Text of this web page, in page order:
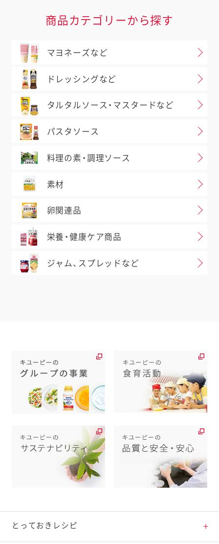
商品カテゴリーから探す
マヨネーズなど
ドレッシングなど
タルタルソース・マスタードなど
パスタソース
料理の素・調理ソース
素材
卵関連品
栄養・健康ケア商品
ジャム、スプレッドなど
とっておきレシピ